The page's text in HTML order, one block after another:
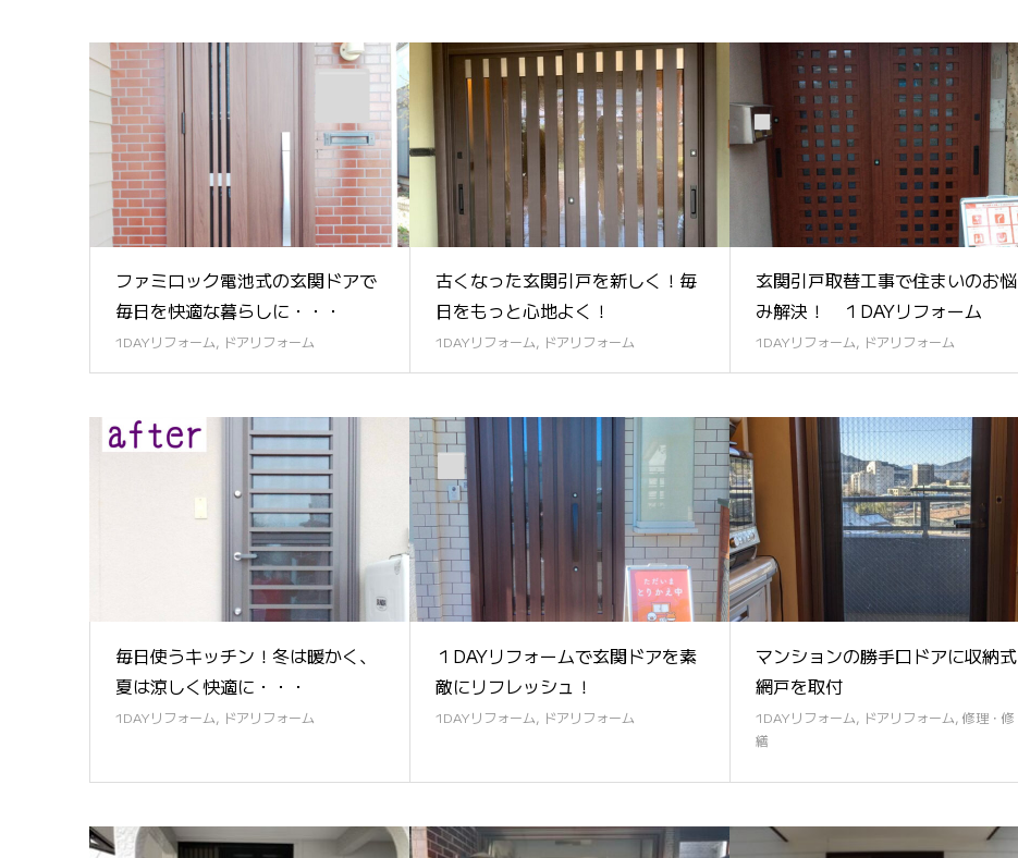
ファミロック電池式の玄関ドアで
毎日を快適な暮らしに・・・
1DAYリフォーム, ドアリフォーム
古くなった玄関引戸を新しく！毎
日をもっと心地よく！
1DAYリフォーム, ドアリフォーム
玄関引戸取替工事で住まいのお悩
み解決！ １DAYリフォーム
1DAYリフォーム, ドアリフォーム
毎日使うキッチン！冬は暖かく、
夏は涼しく快適に・・・
1DAYリフォーム, ドアリフォーム
１DAYリフォームで玄関ドアを素
敵にリフレッシュ！
1DAYリフォーム, ドアリフォーム
マンションの勝手口ドアに収納式
網戸を取付
1DAYリフォーム, ドアリフォーム, 修理・修
繕